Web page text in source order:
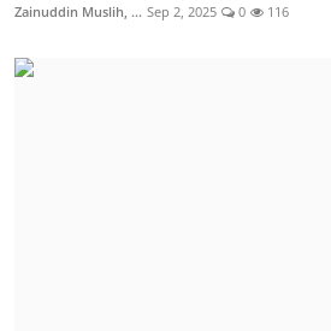
Zainuddin Muslih, ... Sep 2, 2025 0 116